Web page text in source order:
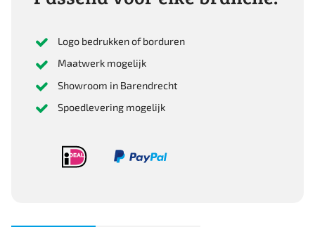
Logo bedrukken of borduren
Maatwerk mogelijk
Showroom in Barendrecht
Spoedlevering mogelijk